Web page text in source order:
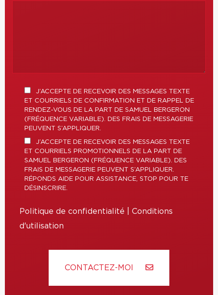
J’ACCEPTE DE RECEVOIR DES MESSAGES TEXTE
ET COURRIELS DE CONFIRMATION ET DE RAPPEL DE
RENDEZ-VOUS DE LA PART DE SAMUEL BERGERON
(FRÉQUENCE VARIABLE). DES FRAIS DE MESSAGERIE
PEUVENT S’APPLIQUER.
J’ACCEPTE DE RECEVOIR DES MESSAGES TEXTE
ET COURRIELS PROMOTIONNELS DE LA PART DE
SAMUEL BERGERON (FRÉQUENCE VARIABLE). DES
FRAIS DE MESSAGERIE PEUVENT S’APPLIQUER.
RÉPONDS AIDE POUR ASSISTANCE, STOP POUR TE
DÉSINSCRIRE.
Politique de confidentialité
Conditions
d'utilisation
CONTACTEZ-MOI